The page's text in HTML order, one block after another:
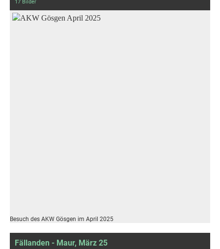
17 Bilder
Besuch des AKW Gösgen im April 2025
Fällanden - Maur, März 25